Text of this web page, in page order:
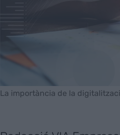
La importància de la